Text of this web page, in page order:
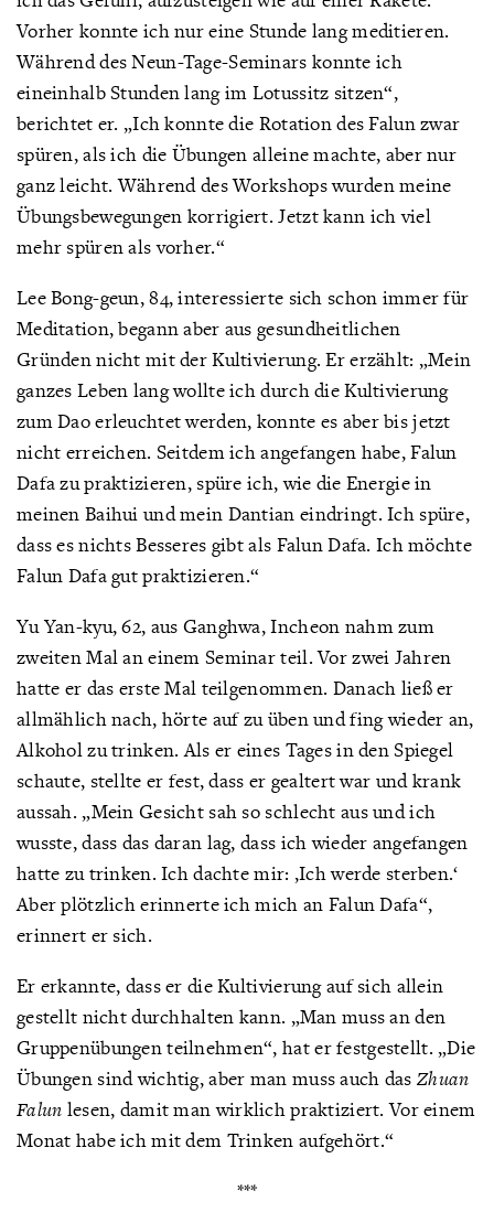
Vorher konnte ich nur eine Stunde lang meditieren.
Während des Neun-Tage-Seminars konnte ich
eineinhalb Stunden lang im Lotussitz sitzen“,
berichtet er. „Ich konnte die Rotation des Falun zwar
spüren, als ich die Übungen alleine machte, aber nur
ganz leicht. Während des Workshops wurden meine
Übungsbewegungen korrigiert. Jetzt kann ich viel
mehr spüren als vorher.“
Lee Bong-geun, 84, interessierte sich schon immer für
Meditation, begann aber aus gesundheitlichen
Gründen nicht mit der Kultivierung. Er erzählt: „Mein
ganzes Leben lang wollte ich durch die Kultivierung
zum Dao erleuchtet werden, konnte es aber bis jetzt
nicht erreichen. Seitdem ich angefangen habe, Falun
Dafa zu praktizieren, spüre ich, wie die Energie in
meinen Baihui und mein Dantian eindringt. Ich spüre,
dass es nichts Besseres gibt als Falun Dafa. Ich möchte
Falun Dafa gut praktizieren.“
Yu Yan-kyu, 62, aus Ganghwa, Incheon nahm zum
zweiten Mal an einem Seminar teil. Vor zwei Jahren
hatte er das erste Mal teilgenommen. Danach ließ er
allmählich nach, hörte auf zu üben und fing wieder an,
Alkohol zu trinken. Als er eines Tages in den Spiegel
schaute, stellte er fest, dass er gealtert war und krank
aussah. „Mein Gesicht sah so schlecht aus und ich
wusste, dass das daran lag, dass ich wieder angefangen
hatte zu trinken. Ich dachte mir: ‚Ich werde sterben.‘
Aber plötzlich erinnerte ich mich an Falun Dafa“,
erinnert er sich.
Er erkannte, dass er die Kultivierung auf sich allein
gestellt nicht durchhalten kann. „Man muss an den
Gruppenübungen teilnehmen“, hat er festgestellt. „Die
Übungen sind wichtig, aber man muss auch das Zhuan
Falun lesen, damit man wirklich praktiziert. Vor einem
Monat habe ich mit dem Trinken aufgehört.“
***